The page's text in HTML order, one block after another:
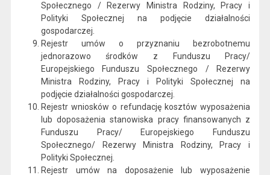
Społecznego / Rezerwy Ministra Rodziny, Pracy i
Polityki Społecznej na podjęcie działalności
gospodarczej.
Rejestr umów o przyznaniu bezrobotnemu
jednorazowo środków z Funduszu Pracy/
Europejskiego Funduszu Społecznego / Rezerwy
Ministra Rodziny, Pracy i Polityki Społecznej na
podjęcie działalności gospodarczej.
Rejestr wniosków o refundację kosztów wyposażenia
lub doposażenia stanowiska pracy finansowanych z
Funduszu Pracy/ Europejskiego Funduszu
Społecznego/ Rezerwy Ministra Rodziny, Pracy i
Polityki Społecznej.
Rejestr umów na doposażenie lub wyposażenie